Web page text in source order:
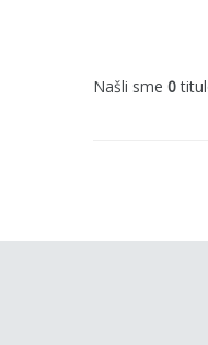
Našli sme 0